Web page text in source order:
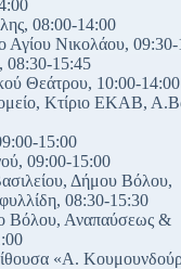
08:00-14:00
Αγίου Νικολάου,
08:30-15:45
Θεάτρου, 10:00-14:00
Κτίριο ΕΚΑΒ,
15:00
09:00-15:00
Δήμου Βόλου,
08:30-15:30
Βόλου, Αναπαύσεως &
«Α.